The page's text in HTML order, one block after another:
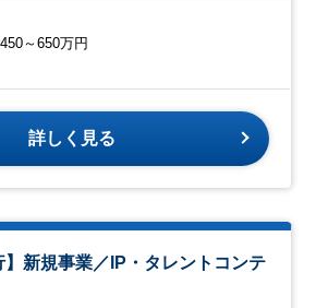
450～650万円
詳しく見る
】新規事業／IP・タレントコンテ